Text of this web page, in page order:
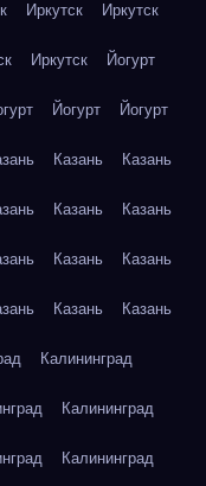
Иркутск Иркутск
Иркутск Йогурт
Йогурт Йогурт
Казань Казань
Казань Казань
Казань Казань
Казань Казань
Калининград
Калининград
Калининград